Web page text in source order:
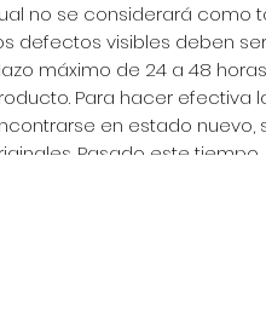
no se considerará como
defectos visibles deben
máximo de 24 a 48
Para hacer efectiva
en estado nuevo,
Pasado este